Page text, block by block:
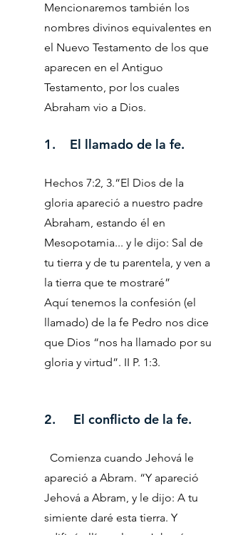
Mencionaremos también los
nombres divinos equivalentes en
el Nuevo Testamento de los que
aparecen en el Antiguo
Testamento, por los cuales
Abraham vio a Dios.
1. El llamado de la fe.
Hechos 7:2, 3.“El Dios de la
gloria apareció a nuestro padre
Abraham, estando él en
Mesopotamia... y le dijo: Sal de
tu tierra y de tu parentela, y ven a
la tierra que te mostraré”
Aquí tenemos la confesión (el
llamado) de la fe Pedro nos dice
que Dios “nos ha llamado por su
gloria y virtud”. II P. 1:3.
2. El conflicto de la fe.
Comienza cuando Jehová le
apareció a Abram. “Y apareció
Jehová a Abram, y le dijo: A tu
simiente daré esta tierra. Y